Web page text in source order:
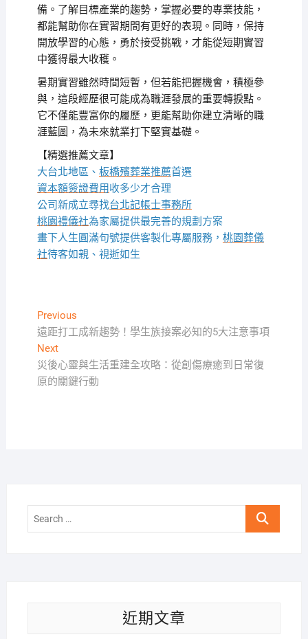
備。了解目標產業的趨勢，掌握必要的專業技能，
都能幫助你在實習期間有更好的表現。同時，保持
開放學習的心態，勇於接受挑戰，才能從短期實習
中獲得最大收穫。
暑期實習雖然時間短暫，但若能把握機會，積極參
與，這段經歷很可能成為職涯發展的重要轉捩點。
它不僅能豐富你的履歷，更能幫助你建立清晰的職
涯藍圖，為未來就業打下堅實基礎。
【精選推薦文章】
大台北地區、 板橋殯葬業推薦首選
資本額簽證費用收多少才合理
公司新成立尋找台北記帳士事務所
桃園禮儀社為家屬提供最完善的規劃方案
畫下人生圓滿句號提供客製化專屬服務， 桃園葬儀
社待客如親、視逝如生
文
章
導
覽
PreviousPrevious
post:
遠距打工成新趨勢！學生族接案必知的5大注意事項
NextNext
post:
災後心靈與生活重建全攻略：從創傷療癒到日常復
原的關鍵行動
Search
近期文章